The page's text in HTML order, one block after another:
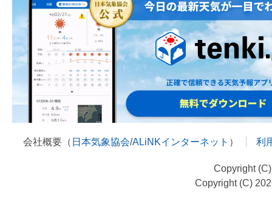
会社概要（ 日本気象協会/ALiNKインターネット ） 利
Copyright
Copyright (C)